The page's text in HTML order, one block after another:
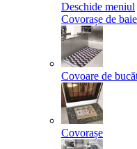
Deschide meniul
Covorașe de baie
Covoare de
Covorașe